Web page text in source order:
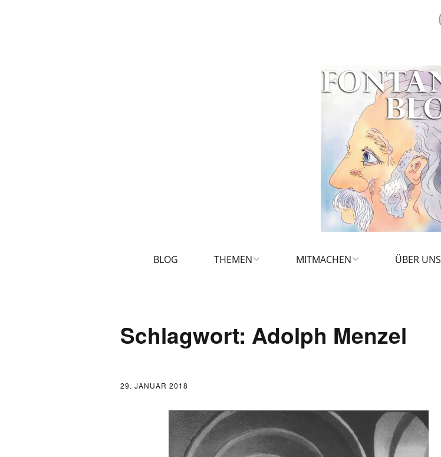
BLOG THEMEN
FONTANE UND SCHULE
MITMACHEN ÜBER UNS
Schlagwort: Adolph Menzel
29. JANUAR 2018